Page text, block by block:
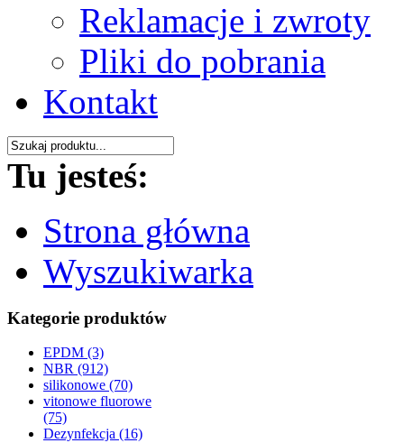
Reklamacje i zwroty
Pliki do pobrania
Kontakt
Tu jesteś:
Strona główna
Wyszukiwarka
Kategorie produktów
EPDM (3)
NBR (912)
silikonowe (70)
vitonowe fluorowe
(75)
Dezynfekcja (16)